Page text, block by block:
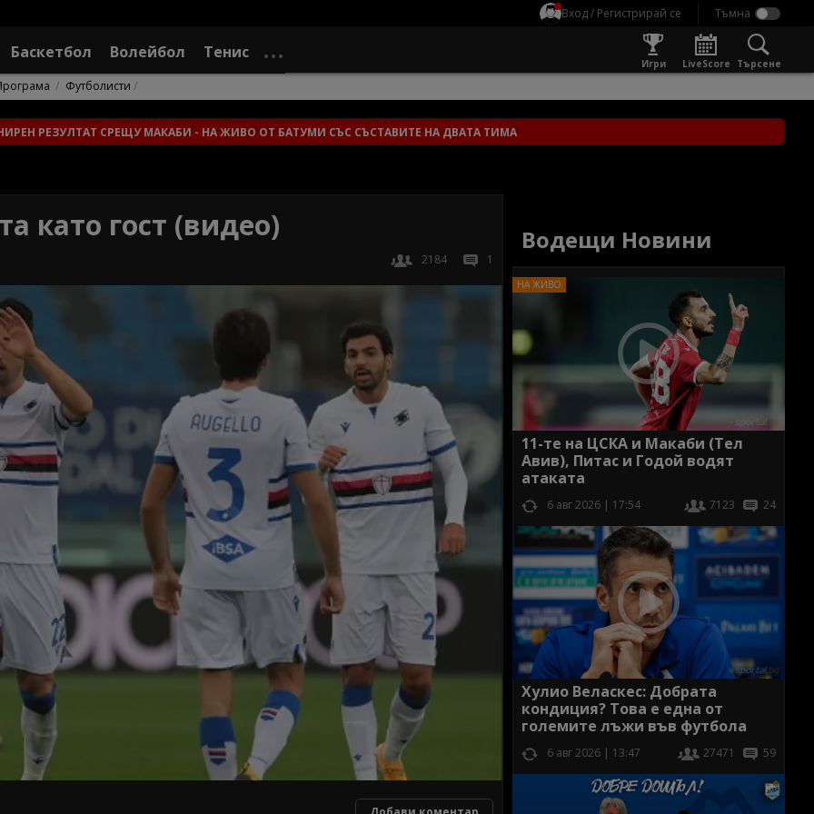
Вход / Регистрирай се
Баскетбол Волейбол Тенис
Игри LiveScore Търсене
Футболисти
РЕЗУЛТАТ СРЕЩУ МАКАБИ - НА ЖИВО ОТ БАТУМИ СЪС СЪСТАВИТЕ НА ДВАТА ТИМА
като гост (видео)
2184 1
Водещи Новини
11-те на ЦСКА и Макаби (Тел
Авив), Питас и Годой водят
атаката
6 авг 2026 | 17:54 7123 24
Хулио Веласкес: Добрата
кондиция? Това е една от
големите лъжи във футбола
6 авг 2026 | 13:47 27471 59